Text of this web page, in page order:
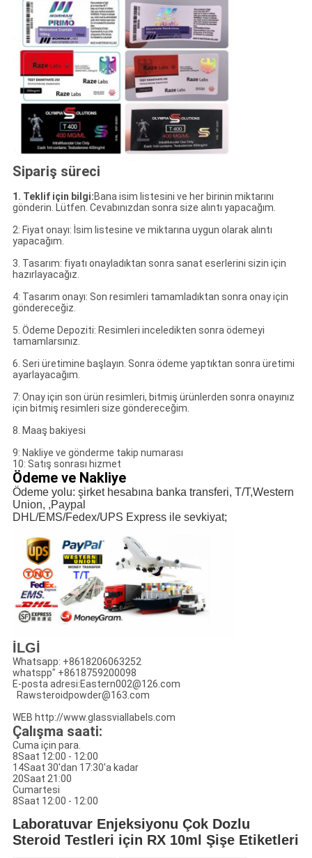
Sipariş süreci
1. Teklif için bilgi:Bana isim listesini ve her birinin miktarını
gönderin. Lütfen. Cevabınızdan sonra size alıntı yapacağım.
2: Fiyat onayı: İsim listesine ve miktarına uygun olarak alıntı
yapacağım.
3. Tasarım: fiyatı onayladıktan sonra sanat eserlerini sizin için
hazırlayacağız.
4: Tasarım onayı: Son resimleri tamamladıktan sonra onay için
göndereceğiz.
5. Ödeme Depoziti: Resimleri inceledikten sonra ödemeyi
tamamlarsınız.
6. Seri üretimine başlayın. Sonra ödeme yaptıktan sonra üretimi
ayarlayacağım.
7: Onay için son ürün resimleri, bitmiş ürünlerden sonra onayınız
için bitmiş resimleri size göndereceğim.
8. Maaş bakiyesi
9: Nakliye ve gönderme takip numarası
10: Satış sonrası hizmet
Ödeme ve Nakliye
Ödeme yolu: şirket hesabına banka transferi, T/T,Western
Union, ,Paypal
DHL/EMS/Fedex/UPS Express ile sevkiyat;
İLGİ
Whatsapp: +8618206063252
whatspp" +8618759200098
E-posta adresi:Eastern002@126.com
Rawsteroidpowder@163.com
WEB http://www.glassviallabels.com
Çalışma saati:
Cuma için para.
8Saat 12:00 - 12:00
14Saat 30'dan 17:30'a kadar
20Saat 21:00
Cumartesi
8Saat 12:00 - 12:00
Laboratuvar Enjeksiyonu Çok Dozlu
Steroid Testleri için RX 10ml Şişe Etiketleri